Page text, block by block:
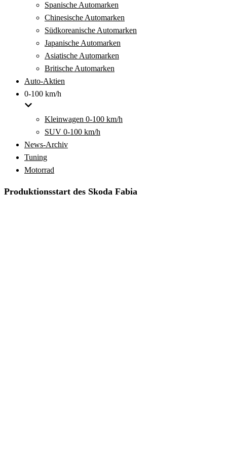
Spanische Automarken
Chinesische Automarken
Südkoreanische Automarken
Japanische Automarken
Asiatische Automarken
Britische Automarken
Auto-Aktien
0-100 km/h
Kleinwagen 0-100 km/h
SUV 0-100 km/h
News-Archiv
Tuning
Motorrad
Produktionsstart des Skoda Fabia